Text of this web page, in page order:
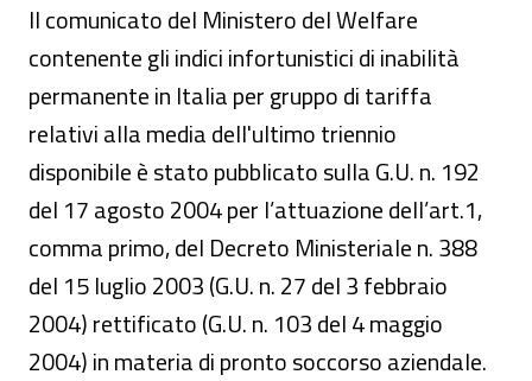
Il comunicato del Ministero del Welfare
contenente gli indici infortunistici di inabilità
permanente in Italia per gruppo di tariffa
relativi alla media dell'ultimo triennio
disponibile è stato pubblicato sulla G.U. n. 192
del 17 agosto 2004 per l’attuazione dell’art.1,
comma primo, del Decreto Ministeriale n. 388
del 15 luglio 2003 (G.U. n. 27 del 3 febbraio
2004) rettificato (G.U. n. 103 del 4 maggio
2004) in materia di pronto soccorso aziendale.